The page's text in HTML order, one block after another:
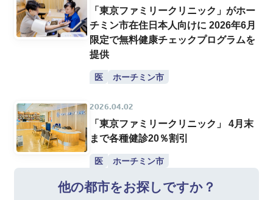
「東京ファミリークリニック」がホー
チミン市在住日本人向けに 2026年6月
限定で無料健康チェックプログラムを
提供
医 ホーチミン市
2026.04.02
「東京ファミリークリニック」 4月末
まで各種健診20％割引
医 ホーチミン市
他の都市をお探しですか？